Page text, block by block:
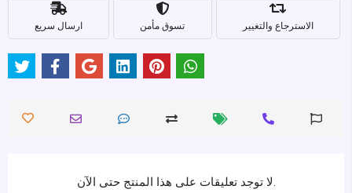
ارسال سريع تسوق مأمن الاسترجاع والتغيير
لا توجد تعليقات على هذا المنتج حتى الآن.